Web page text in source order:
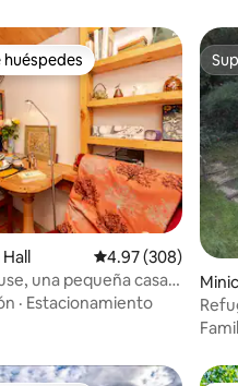
405 reseñas
preferido
Calificación
4.97 (308)
una pequeña casa
persona
· Estacionamiento